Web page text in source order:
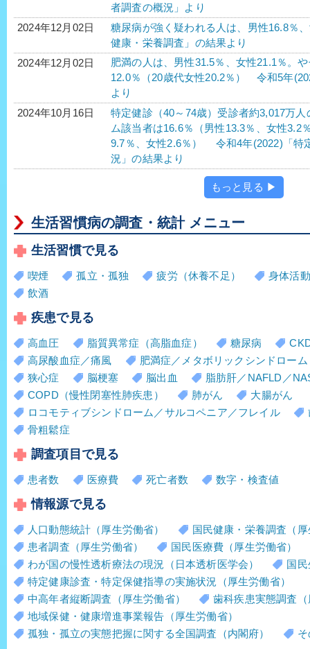
者調査の概況」より
2024年12月02日
糖尿病が強く疑われる人は、男性16.8％
健康・栄養調査」の結果より
2024年12月02日
肥満の人は、男性31.5％、女性21.1％。
12.0％（20歳代女性20.2％） 令和5年
より
2024年10月16日
特定健診（40～74歳）受診者約3,017万
ム該当者は16.6％（男性13.3％、女性3.2
9.7％、女性2.6％） 令和4年(2022)「特
況」の結果より
もっと見る ▶
生活習慣病の調査・統計 メニュー
生活習慣で見る
喫煙 孤立・孤独 疲労（休養不足）
身体活
飲酒
疾患で見る
高血圧 脂質異常症（高脂血症） 糖尿病
高尿酸血症／痛風
肥満症／メタボリックシンドローム
狭心症
脳梗塞 脳出血
脂肪肝／NAFLD／
COPD（慢性閉塞性肺疾患）
肺がん
大腸がん
ロコモティブシンドローム／サルコペニア／フレイル
骨粗鬆症
調査項目で見る
患者数 医療費 死亡者数 数字・検査値
情報源で見る
人口動態統計（厚生労働省）
国民健康・栄養調査（
患者調査（厚生労働省）
国民医療費（厚生労働省）
わが国の慢性透析療法の現況（日本透析医学会）
国
特定健康診査・特定保健指導の実施状況（厚生労働省）
中高年者縦断調査（厚生労働省）
歯科疾患実態調査
地域保健・健康増進事業報告（厚生労働省）
孤独・孤立の実態把握に関する全国調査（内閣府）